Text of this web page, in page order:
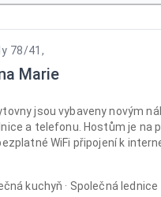
klidné ubytování ve
78/41,
Marie
jsou vybaveny novým
a telefonu. Hostům je na
WiFi připojení k
místnost s velkoplošnou
kuchyň · Společná lednice